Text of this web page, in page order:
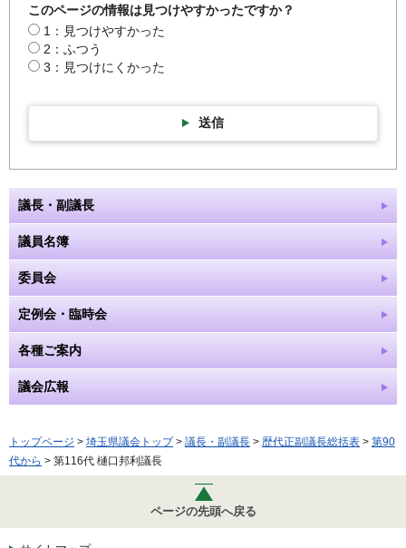
このページの情報は見つけやすかったですか？
1：見つけやすかった
2：ふつう
3：見つけにくかった
送信
議長・副議長
議員名簿
委員会
定例会・臨時会
各種ご案内
議会広報
トップページ > 埼玉県議会トップ> 議長・副議長 > 歴代正副議長総括表 > 第90
代から > 第116代 樋口邦利議長
ページの先頭へ戻る